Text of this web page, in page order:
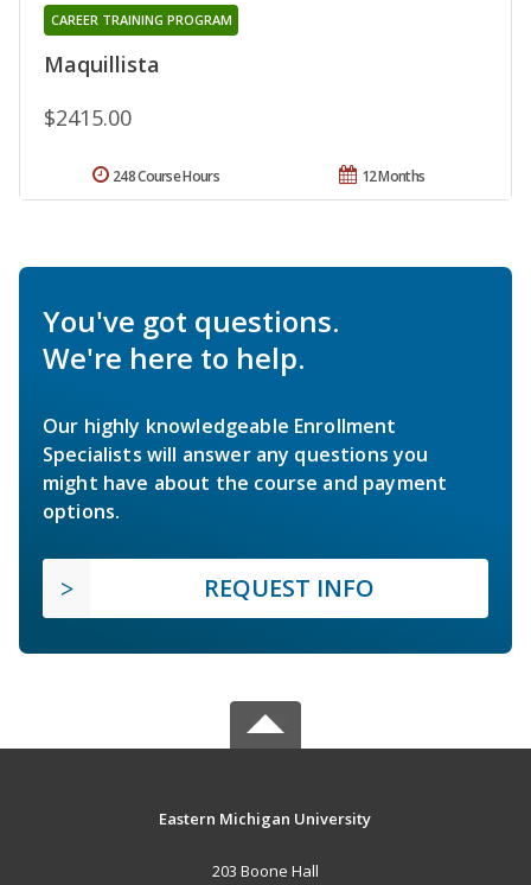
Maquillista
CAREER TRAINING PROGRAM
$2415.00
12 Months
248 Course Hours
You've got questions.
We're here to help.
Our highly knowledgeable Enrollment
Specialists will answer any questions you
might have about the course and payment
options.
REQUEST INFO
Eastern Michigan University
203 Boone Hall